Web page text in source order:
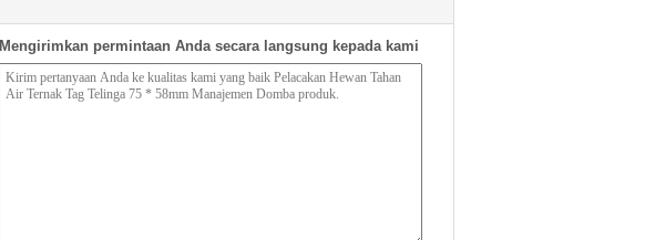
Mengirimkan permintaan Anda secara langsung kepada kami